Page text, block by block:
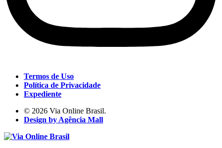
Termos de Uso
Política de Privacidade
Expediente
© 2026 Via Online Brasil.
Design by Agência Mall